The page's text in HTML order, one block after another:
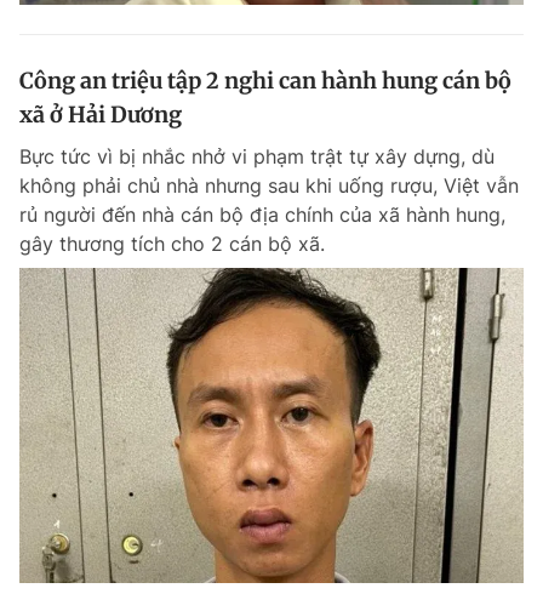
Công an triệu tập 2 nghi can hành hung cán bộ
xã ở Hải Dương
Bực tức vì bị nhắc nhở vi phạm trật tự xây dựng, dù
không phải chủ nhà nhưng sau khi uống rượu, Việt vẫn
rủ người đến nhà cán bộ địa chính của xã hành hung,
gây thương tích cho 2 cán bộ xã.